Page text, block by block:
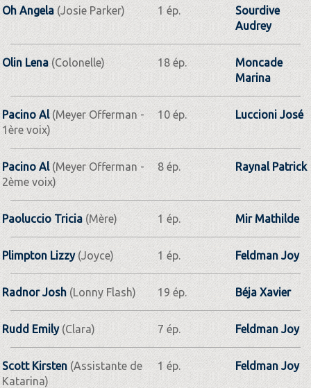
Oh Angela(Josie Parker) 1 ép.
Sourdive
Audrey
Olin Lena(Colonelle) 18 ép.
Moncade
Marina
Pacino Al(Meyer Offerman -
1ère voix)
10 ép. Luccioni José
Pacino Al (Meyer Offerman -
2ème voix)
8 ép. Raynal Patrick
Paoluccio Tricia (Mère) 1 ép. Mir Mathilde
Plimpton Lizzy(Joyce) 1 ép. Feldman Joy
Radnor Josh (Lonny Flash) 19 ép. Béja Xavier
Rudd Emily(Clara) 7 ép. Feldman Joy
Scott Kirsten (Assistante de
Katarina)
1 ép. Feldman Joy